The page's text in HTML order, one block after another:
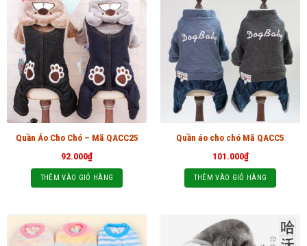
Quần Áo Cho Chó – Mã QACC25
92.000₫
THÊM VÀO GIỎ HÀNG
Quần áo cho chó Mã QACC5
101.000₫
THÊM VÀO GIỎ HÀNG